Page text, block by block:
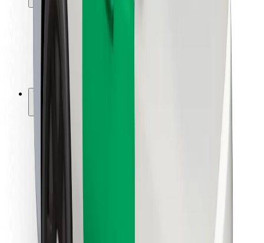
Τοποθεσίες
Λύσεις για την πόλη
Αεροδρόμια
Bolt Αποβάθρες Φόρτισης
Υποστήριξη
Για επιβάτες
Για τους οδηγούς
Bolt Food
Για ιδιοκτήτες στόλου οχημάτων